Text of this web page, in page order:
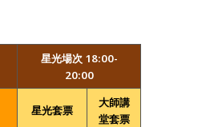
星光場次 18:00-
20:00
星光套票
大師講
堂套票